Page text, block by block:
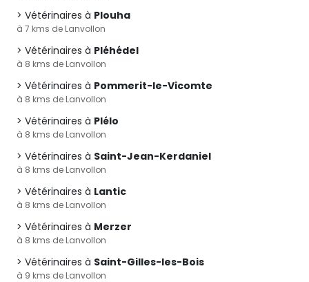
Vétérinaires à Plouha
à 7 kms de Lanvollon
Vétérinaires à Pléhédel
à 8 kms de Lanvollon
Vétérinaires à Pommerit-le-Vicomte
à 8 kms de Lanvollon
Vétérinaires à Plélo
à 8 kms de Lanvollon
Vétérinaires à Saint-Jean-Kerdaniel
à 8 kms de Lanvollon
Vétérinaires à Lantic
à 8 kms de Lanvollon
Vétérinaires à Merzer
à 8 kms de Lanvollon
Vétérinaires à Saint-Gilles-les-Bois
à 9 kms de Lanvollon